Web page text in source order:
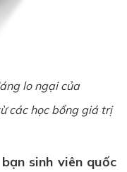
lo ngại của
các học bổng giá trị
sinh viên quốc